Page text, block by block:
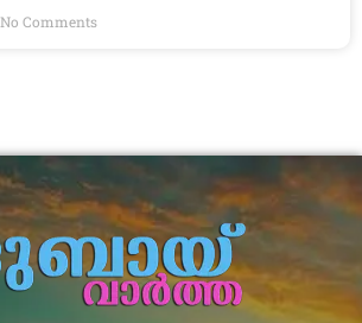
No Comments